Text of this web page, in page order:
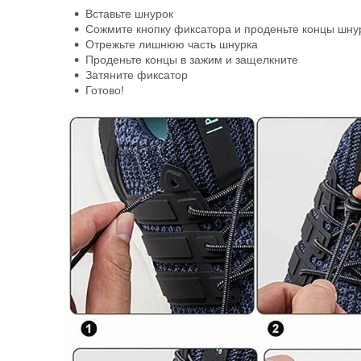
Вставьте шнурок
Сожмите кнопку фиксатора и проденьте концы
Отрежьте лишнюю часть шнурка
Проденьте концы в зажим и защелкните
Затяните фиксатор
Готово!